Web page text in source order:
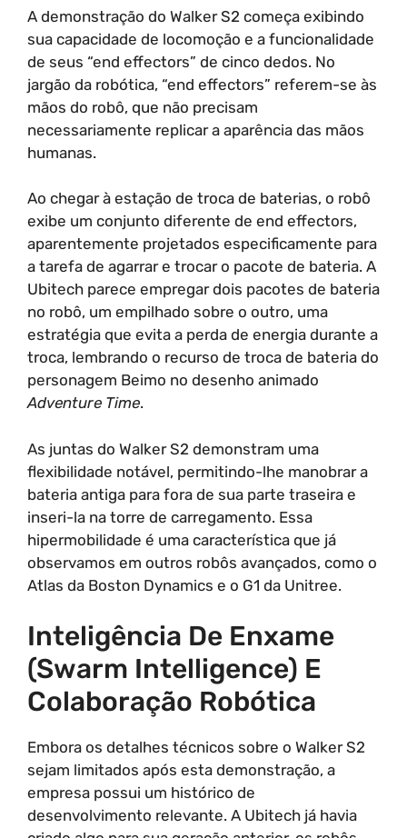
A demonstração do Walker S2 começa exibindo
sua capacidade de locomoção e a funcionalidade
de seus “end effectors” de cinco dedos. No
jargão da robótica, “end effectors” referem-se às
mãos do robô, que não precisam
necessariamente replicar a aparência das mãos
humanas.
Ao chegar à estação de troca de baterias, o robô
exibe um conjunto diferente de end effectors,
aparentemente projetados especificamente para
a tarefa de agarrar e trocar o pacote de bateria. A
Ubitech parece empregar dois pacotes de bateria
no robô, um empilhado sobre o outro, uma
estratégia que evita a perda de energia durante a
troca, lembrando o recurso de troca de bateria do
personagem Beimo no desenho animado
Adventure Time.
As juntas do Walker S2 demonstram uma
flexibilidade notável, permitindo-lhe manobrar a
bateria antiga para fora de sua parte traseira e
inseri-la na torre de carregamento. Essa
hipermobilidade é uma característica que já
observamos em outros robôs avançados, como o
Atlas da Boston Dynamics e o G1 da Unitree.
Inteligência De Enxame
(Swarm Intelligence) E
Colaboração Robótica
Embora os detalhes técnicos sobre o Walker S2
sejam limitados após esta demonstração, a
empresa possui um histórico de
desenvolvimento relevante. A Ubitech já havia